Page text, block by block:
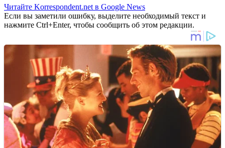
Читайте Korrespondent.net в Google News
Если вы заметили ошибку, выделите необходимый текст и
нажмите Ctrl+Enter, чтобы сообщить об этом редакции.